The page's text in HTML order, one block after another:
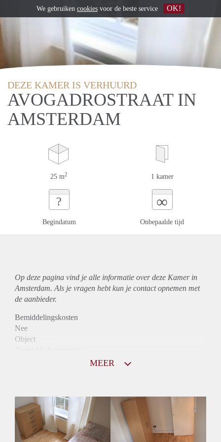
DEZE KAMER IS VERHUURD
AVOGADROSTRAAT IN
AMSTERDAM
25 m2 1 kamer
?
Begindatum
∞
Onbepaalde tijd
Op deze pagina vind je alle informatie over deze Kamer in
Amsterdam. Als je vragen hebt kun je contact opnemen met
de aanbieder.
Bemiddelingskosten
Nee
Object
Huurtoeslag
Mogelijk
Inkomen eis
3,1 X Maandhuur Bruto
MEER
We gebruiken cookies voor de beste service OK!